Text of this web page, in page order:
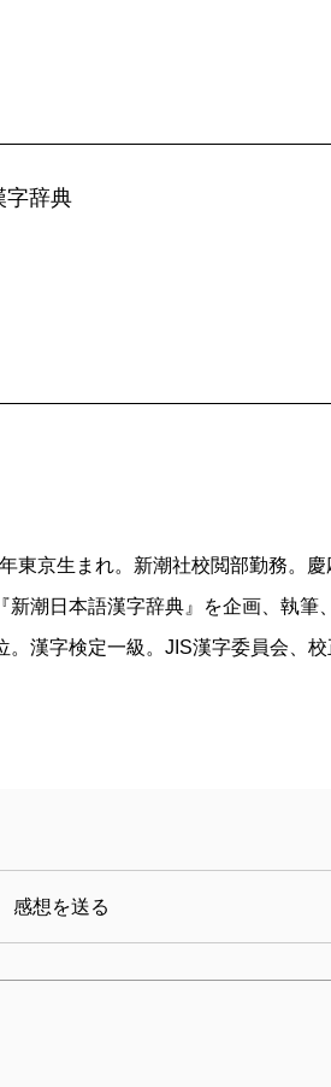
字辞典
東京生まれ。新潮社校閲部勤務。
新潮日本語漢字辞典』を企画、執
。漢字検定一級。JIS漢字委員会、校
感想を送る